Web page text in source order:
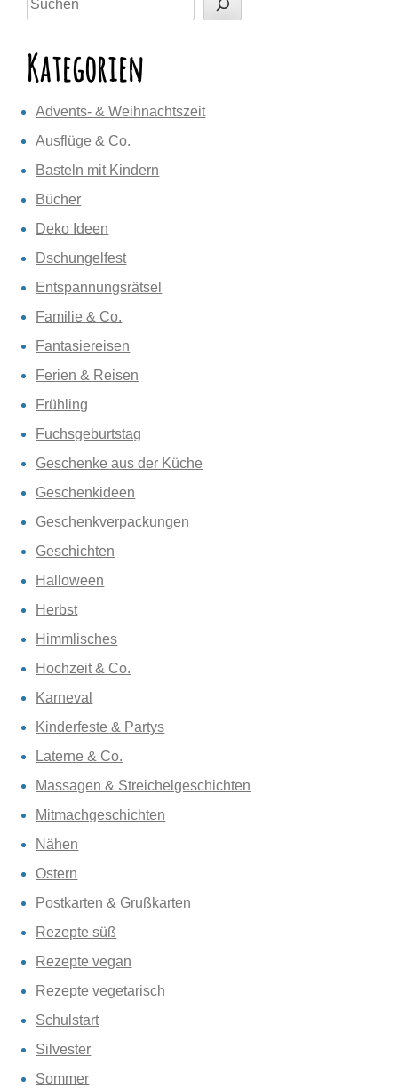
Kategorien
Advents- & Weihnachtszeit
Ausflüge & Co.
Basteln mit Kindern
Bücher
Deko Ideen
Dschungelfest
Entspannungsrätsel
Familie & Co.
Fantasiereisen
Ferien & Reisen
Frühling
Fuchsgeburtstag
Geschenke aus der Küche
Geschenkideen
Geschenkverpackungen
Geschichten
Halloween
Herbst
Himmlisches
Hochzeit & Co.
Karneval
Kinderfeste & Partys
Laterne & Co.
Massagen & Streichelgeschichten
Mitmachgeschichten
Nähen
Ostern
Postkarten & Grußkarten
Rezepte süß
Rezepte vegan
Rezepte vegetarisch
Schulstart
Silvester
Sommer